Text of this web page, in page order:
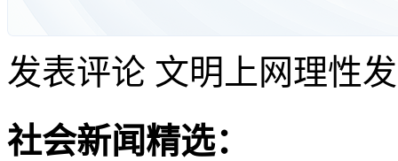
发表评论 文明上网理性
社会新闻精选：